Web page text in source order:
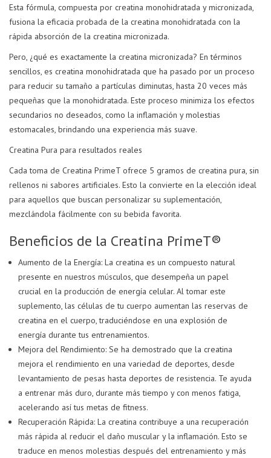
Esta fórmula, compuesta por creatina monohidratada y micronizada,
fusiona la eficacia probada de la creatina monohidratada con la
rápida absorción de la creatina micronizada.
Pero, ¿qué es exactamente la creatina micronizada? En términos
sencillos, es creatina monohidratada que ha pasado por un proceso
para reducir su tamaño a partículas diminutas, hasta 20 veces más
pequeñas que la monohidratada. Este proceso minimiza los efectos
secundarios no deseados, como la inflamación y molestias
estomacales, brindando una experiencia más suave.
Creatina Pura para resultados reales
Cada toma de Creatina PrimeT ofrece 5 gramos de creatina pura, sin
rellenos ni sabores artificiales. Esto la convierte en la elección ideal
para aquellos que buscan personalizar su suplementación,
mezclándola fácilmente con su bebida favorita.
Beneficios de la Creatina PrimeT®
Aumento de la Energía: La creatina es un compuesto natural
presente en nuestros músculos, que desempeña un papel
crucial en la producción de energía celular. Al tomar este
suplemento, las células de tu cuerpo aumentan las reservas de
creatina en el cuerpo, traduciéndose en una explosión de
energía durante tus entrenamientos.
Mejora del Rendimiento: Se ha demostrado que la creatina
mejora el rendimiento en una variedad de deportes, desde
levantamiento de pesas hasta deportes de resistencia. Te ayuda
a entrenar más duro, durante más tiempo y con menos fatiga,
acelerando así tus metas de fitness.
Recuperación Rápida: La creatina contribuye a una recuperación
más rápida al reducir el daño muscular y la inflamación. Esto se
traduce en menos molestias después del entrenamiento y más